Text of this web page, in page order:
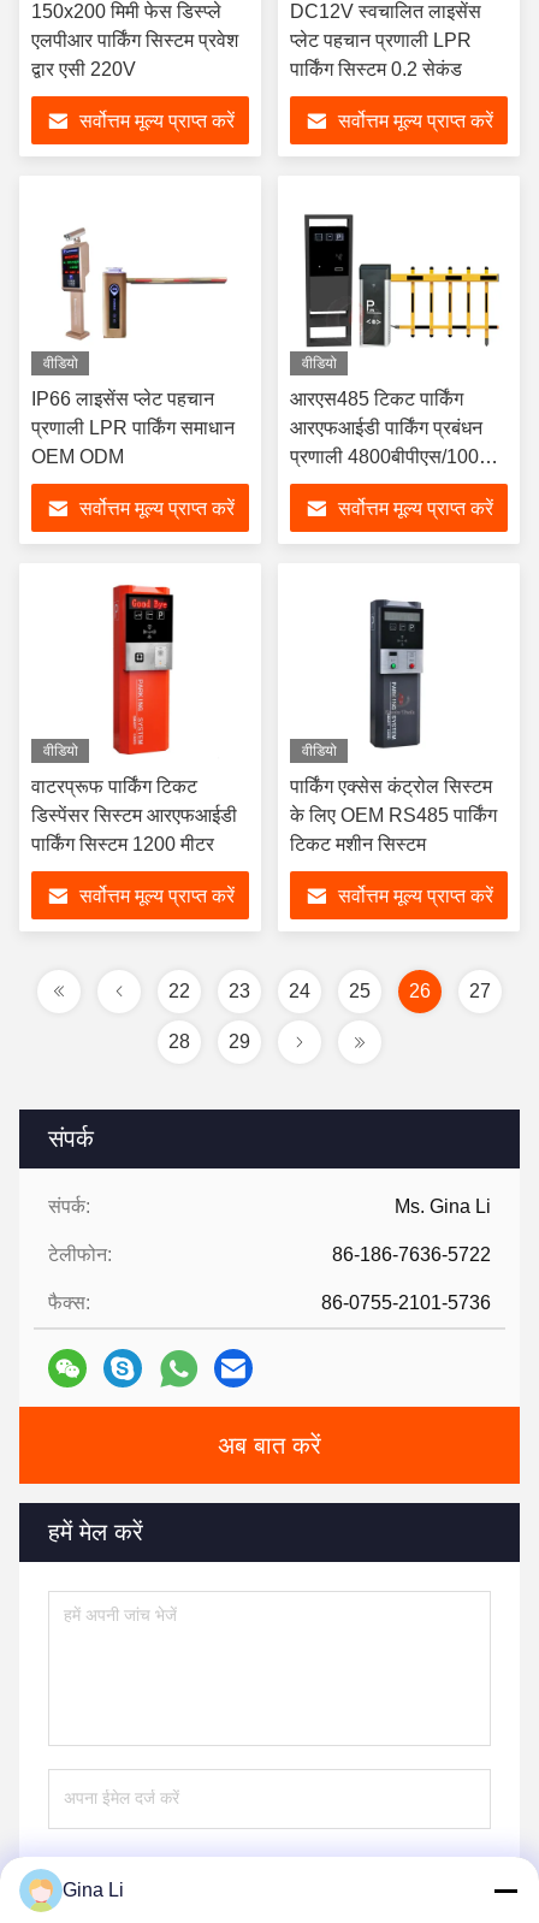
संपर्क
संपर्क: Ms. Gina Li
टेलीफोन: 86-186-7636-5722
फैक्स: 86-0755-2101-5736
अब बात करें
हमें मेल करें
150x200 मिमी फेस डिस्प्ले
एलपीआर पार्किंग सिस्टम प्रवेश
द्वार एसी 220V
सर्वोत्तम मूल्य प्राप्त करें
DC12V स्वचालित लाइसेंस
प्लेट पहचान प्रणाली LPR
पार्किंग सिस्टम 0.2 सेकंड
सर्वोत्तम मूल्य प्राप्त करें
वीडियो
IP66 लाइसेंस प्लेट पहचान
प्रणाली LPR पार्किंग समाधान
OEM ODM
सर्वोत्तम मूल्य प्राप्त करें
वीडियो
आरएस485 टिकट पार्किंग
आरएफआईडी पार्किंग प्रबंधन
प्रणाली 4800बीपीएस/100
मीटर
सर्वोत्तम मूल्य प्राप्त करें
वीडियो
वाटरप्रूफ पार्किंग टिकट
डिस्पेंसर सिस्टम आरएफआईडी
पार्किंग सिस्टम 1200 मीटर
सर्वोत्तम मूल्य प्राप्त करें
वीडियो
पार्किंग एक्सेस कंट्रोल सिस्टम
के लिए OEM RS485 पार्किंग
टिकट मशीन सिस्टम
सर्वोत्तम मूल्य प्राप्त करें
22 23 24 25 26 27
28 29
Gina Li